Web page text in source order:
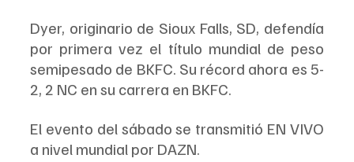
Dyer, originario de Sioux Falls, SD, defendía
por primera vez el título mundial de peso
semipesado de BKFC. Su récord ahora es 5-
2, 2 NC en su carrera en BKFC.
El evento del sábado se transmitió EN VIVO
a nivel mundial por DAZN.